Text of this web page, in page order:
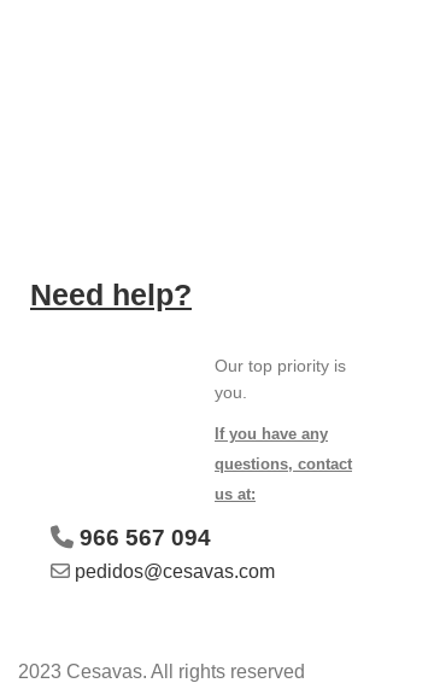
Need help?
Our top priority is
you.
If you have any
questions, contact
us at:
966 567 094
pedidos@cesavas.com
2023 Cesavas. All rights reserved